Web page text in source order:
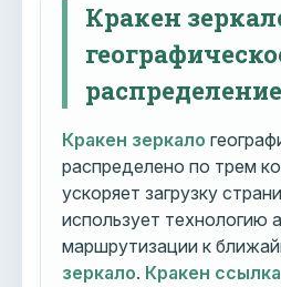
Кракен
Кракен зеркало
распределено по трем
ускоряет загрузку
использует технологию
маршрутизации к
зеркало. Кракен ссылка